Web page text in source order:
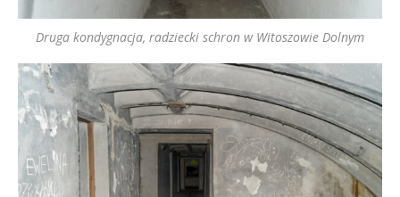
Druga kondygnacja, radziecki schron w Witoszowie Dolnym